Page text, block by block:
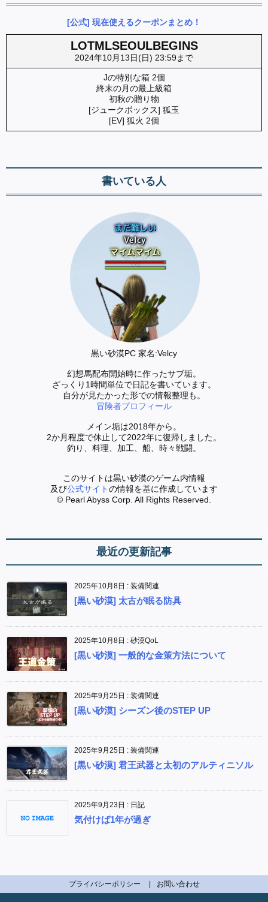
[公式] 現在使えるクーポンまとめ！
LOTMLSEOULBEGINS
2024年10月13日(日) 23:59まで
Jの特別な箱 2個
終末の月の最上級箱
初秋の贈り物
[ジュークボックス] 狐玉
[EV] 狐火 2個
書いている人
黒い砂漠PC 家名:Velcy
幻想馬配布開始時に作ったサブ垢。
ざっくり1時間単位で日記を書いています。
自分が見たかった形での情報整理も。
冒険者プロフィール
メイン垢は2018年から。
2か月程度で休止して2022年に復帰しました。
釣り、料理、加工、船、時々戦闘。
このサイトは黒い砂漠のゲーム内情報
及び公式サイトの情報を基に作成しています
© Pearl Abyss Corp. All Rights Reserved.
最近の更新記事
2025年10月8日 : 装備関連
[黒い砂漠] 太古が眠る防具
2025年10月8日 : 砂漠QoL
[黒い砂漠] 一般的な金策方法について
2025年9月25日 : 装備関連
[黒い砂漠] シーズン後のSTEP UP
2025年9月25日 : 装備関連
[黒い砂漠] 君王武器と太初のアルティニソル
2025年9月23日 : 日記
気付けば1年が過ぎ
プライバシーポリシー お問い合わせ